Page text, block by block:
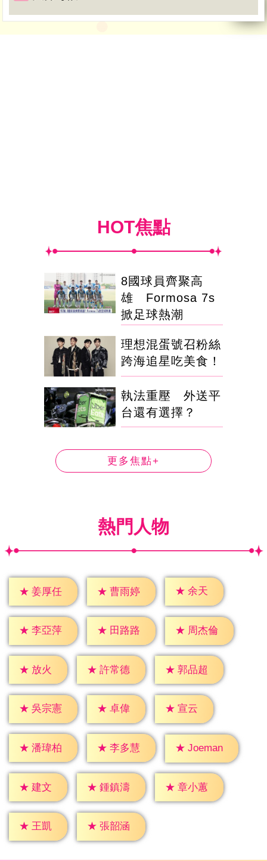
HOT焦點
8國球員齊聚高
雄 Formosa 7s
掀足球熱潮
理想混蛋號召粉絲
跨海追星吃美食！
執法重壓 外送平
台還有選擇？
更多焦點+
熱門人物
★ 姜厚任 ★ 曹雨婷 ★ 余天
★ 李亞萍 ★ 田路路 ★ 周杰倫
★ 放火 ★ 許常德 ★ 郭品超
★ 吳宗憲 ★ 卓偉 ★ 宣云
★ 潘瑋柏 ★ 李多慧 ★ Joeman
★ 建文 ★ 鍾鎮濤 ★ 章小蕙
★ 王凱 ★ 張韶涵